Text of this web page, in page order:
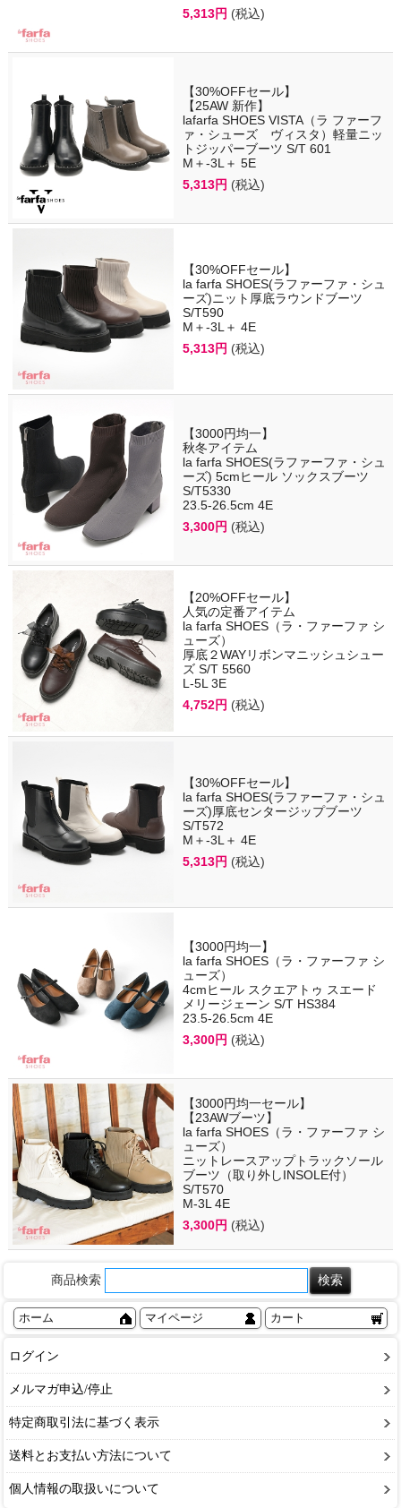
5,313円 (税込)
【30%OFFセール】
【25AW 新作】
lafarfa SHOES VISTA（ラ ファーフ
ァ・シューズ ヴィスタ）軽量ニッ
トジッパーブーツ S/T 601
M＋-3L＋ 5E
5,313円 (税込)
【30%OFFセール】
la farfa SHOES(ラファーファ・シュ
ーズ)ニット厚底ラウンドブーツ
S/T590
M＋-3L＋ 4E
5,313円 (税込)
【3000円均一】
秋冬アイテム
la farfa SHOES(ラファーファ・シュ
ーズ) 5cmヒール ソックスブーツ
S/T5330
23.5-26.5cm 4E
3,300円 (税込)
【20%OFFセール】
人気の定番アイテム
la farfa SHOES（ラ・ファーファ シ
ューズ）
厚底２WAYリボンマニッシュシュー
ズ S/T 5560
L-5L 3E
4,752円 (税込)
【30%OFFセール】
la farfa SHOES(ラファーファ・シュ
ーズ)厚底センタージップブーツ
S/T572
M＋-3L＋ 4E
5,313円 (税込)
【3000円均一】
la farfa SHOES（ラ・ファーファ シ
ューズ）
4cmヒール スクエアトゥ スエード
メリージェーン S/T HS384
23.5-26.5cm 4E
3,300円 (税込)
【3000円均一セール】
【23AWブーツ】
la farfa SHOES（ラ・ファーファ シ
ューズ）
ニットレースアップトラックソール
ブーツ（取り外しINSOLE付）
S/T570
M-3L 4E
3,300円 (税込)
商品検索
ホーム マイページ カート
ログイン
メルマガ申込/停止
特定商取引法に基づく表示
送料とお支払い方法について
個人情報の取扱いについて